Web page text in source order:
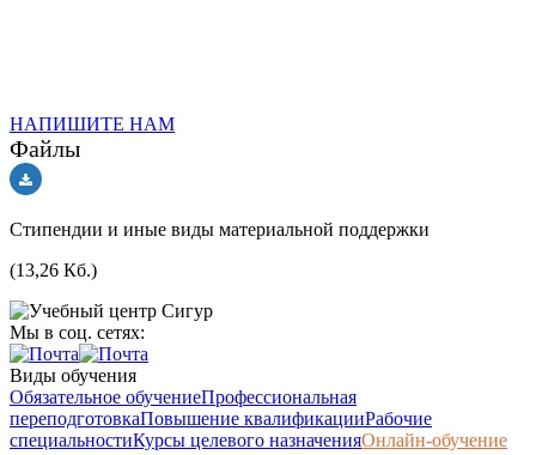
НАПИШИТЕ НАМ
Файлы
Стипендии и иные виды материальной поддержки
(13,26 Кб.)
Мы в соц. сетях:
Виды обучения
Обязательное обучениеПрофессиональная
переподготовкаПовышение квалификацииРабочие
специальностиКурсы целевого назначенияОнлайн-обучение